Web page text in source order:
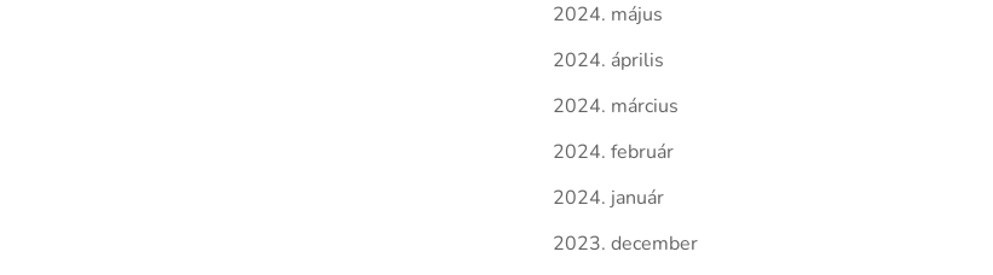
2024. május
2024. április
2024. március
2024. február
2024. január
2023. december